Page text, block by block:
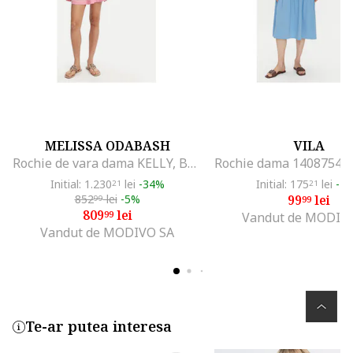
MELISSA ODABASH
Rochie de vara dama KELLY, Bumbac, Roz, Roz
Initial: 1.23021 lei -34%
85299lei -5%
80999lei
Vandut de MODIVO SA
VILA
Initial: 17521 lei -
9999lei
Vandut de
Te-ar putea interesa